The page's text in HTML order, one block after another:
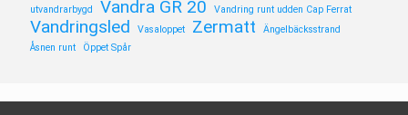
utvandrarbygd
Vandra GR 20 Vandring runt udden Cap Ferrat
Vandringsled Vasaloppet Zermatt
Ängelbäcksstrand
Åsnen runt
Öppet Spår